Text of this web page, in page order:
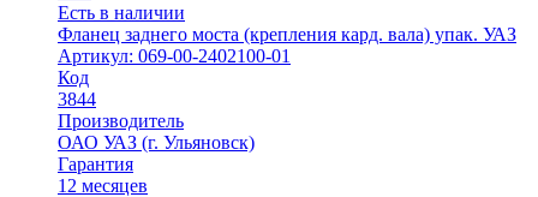
Есть в наличии
Фланец заднего моста (крепления кард. вала) упак. УАЗ
Артикул: 069-00-2402100-01
Код
3844
Производитель
ОАО УАЗ (г. Ульяновск)
Гарантия
12 месяцев